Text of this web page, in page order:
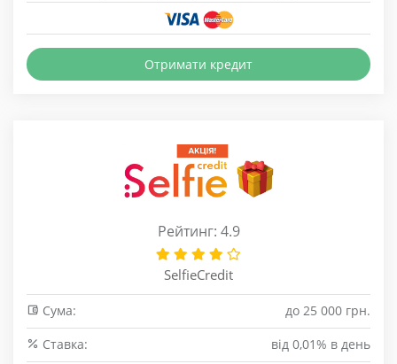
Отримати кредит
Рейтинг: 4.9
SelfieCredit
Сума:
до 25 000 грн.
Cтавка:
від 0,01% в день